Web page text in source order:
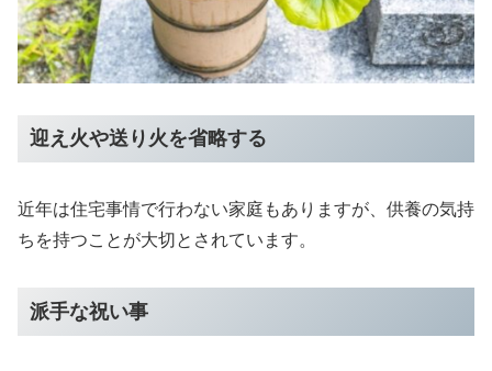
迎え火や送り火を省略する
近年は住宅事情で行わない家庭もありますが、供養の気持
ちを持つことが大切とされています。
派手な祝い事